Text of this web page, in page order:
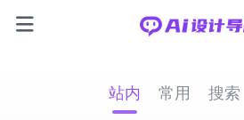
站内 常用 搜索